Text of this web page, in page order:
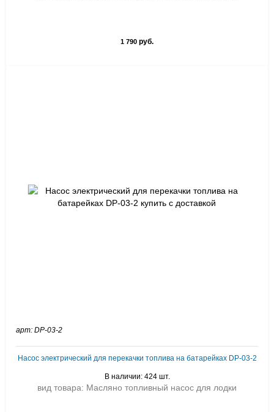
1 790 руб.
арт: DP-03-2
Насос электрический для перекачки топлива на батарейках DP-03-2
В наличии: 424 шт.
вид товара: Масляно топливный насос для лодки